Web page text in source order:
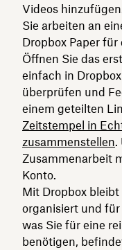
Videos
Sie arbeiten an
Dropbox Paper
Öffnen Sie das
einfach in
überprüfen und
einem geteilten
Zeitstempel in
zusammenstellen.
Zusammenarbeit
Konto.
Mit Dropbox bleibt
organisiert und
was Sie für eine
benötigen,